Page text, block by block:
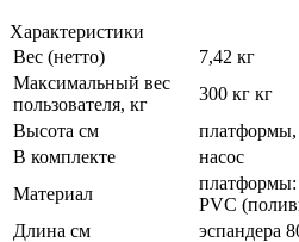
Характеристики
Вес (нетто)
7,42 кг
Максимальный вес
пользователя, кг
300 кг кг
Высота см
платформы,
В комплекте
насос
Материал
платформы:
PVC
Длина см
эспандера